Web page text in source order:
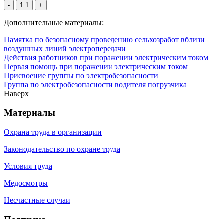
- 1:1 +
Дополнительные материалы:
Памятка по безопасному проведению сельхозработ вблизи
воздушных линий электропередачи
Действия работников при поражении электрическим током
Первая помощь при поражении электрическим током
Присвоение группы по электробезопасности
Группа по электробезопасности водителя погрузчика
Наверх
Материалы
Охрана труда в организации
Законодательство по охране труда
Условия труда
Медосмотры
Несчастные случаи